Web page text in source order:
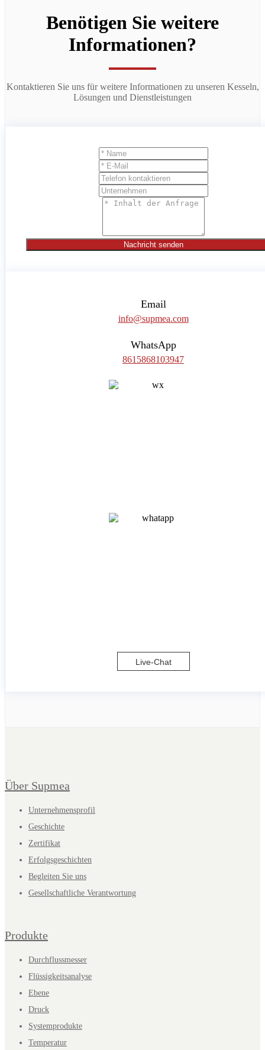
Benötigen Sie weitere
Informationen?
Kontaktieren Sie uns für weitere Informationen zu unseren Kesseln,
Lösungen und Dienstleistungen
Nachricht senden
Email
info@supmea.com
WhatsApp
8615868103947
Live-Chat
Über Supmea
Unternehmensprofil
Geschichte
Zertifikat
Erfolgsgeschichten
Begleiten Sie uns
Gesellschaftliche Verantwortung
Produkte
Durchflussmesser
Flüssigkeitsanalyse
Ebene
Druck
Systemprodukte
Temperatur